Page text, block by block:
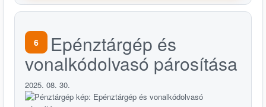
6 Epénztárgép és
vonalkódolvasó párosítása
2025. 08. 30.